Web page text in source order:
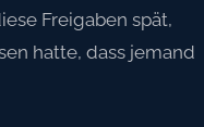
Freigaben spät,
hatte, dass jemand